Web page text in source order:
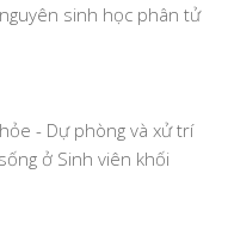
sinh học phân tử
- Dự phòng và xử trí
ở Sinh viên khối